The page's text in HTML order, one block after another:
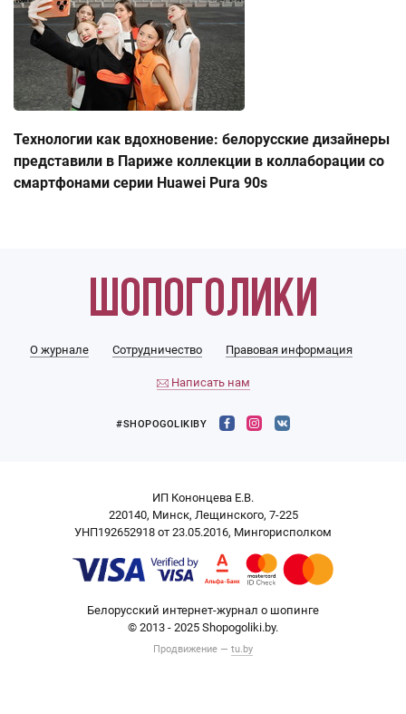
Технологии как вдохновение: белорусские дизайнеры
представили в Париже коллекции в коллаборации со
смартфонами серии Huawei Pura 90s
О журнале Сотрудничество Правовая информация
Написать нам
#SHOPOGOLIKIBY
ИП Кононцева Е.В.
220140, Минск, Лещинского, 7-225
УНП192652918 от 23.05.2016, Мингорисполком
Белорусский интернет-журнал о шопинге
© 2013 - 2025 Shopogoliki.by.
Продвижение — tu.by